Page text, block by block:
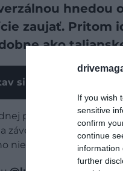
If you wish
sensitive
confirm
continue
information
further
hnedou
zaujať. Pritom
ako
si našu stránku ako
panvice funguje na
záver sa zjemní
nie je len „niečo k